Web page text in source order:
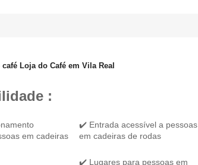
Loja do Café em Vila Real
:
em cadeiras
✔️ Entrada acessível a pessoas
em cadeiras de rodas
✔️ Lugares para pessoas em